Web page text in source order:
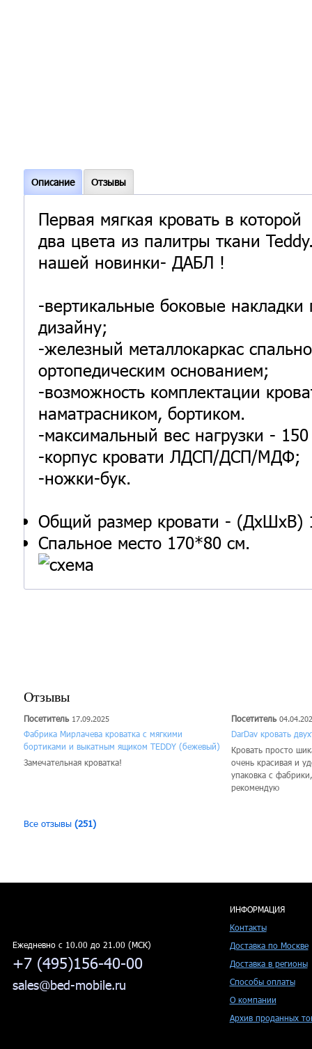
Описание Отзывы
Первая мягкая кровать в
два цвета из палитры ткани
нашей новинки- ДАБЛ !
-вертикальные боковые
дизайну;
-железный металлокаркас
ортопедическим основанием;
-возможность комплектации
наматрасником, бортиком.
-максимальный вес нагрузки - 150
-корпус кровати ЛДСП/ДСП/МДФ;
-ножки-бук.
Общий размер кровати - (ДхШхВ)
Спальное место 170*80 см.
Отзывы
Посетитель 17.09.2025
Фабрика Мирлачева кроватка с мягкими
бортиками и выкатным ящиком TEDDY (бежевый)
Замечательная кроватка!
Посетитель
DarDav кровать
Кровать просто
очень красивая и
упаковка с
рекомендую
Все отзывы (251)
Ежедневно c 10.00 до 21.00 (МСК)
+7 (495)156-40-00
sales@bed-mobile.ru
ИНФОРМАЦИЯ
Контакты
Доставка по Москве
Доставка в регионы
Способы оплаты
О компании
Архив проданных